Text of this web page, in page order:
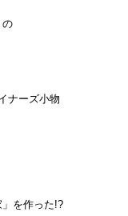
の
ナーズ小物
を作った!?